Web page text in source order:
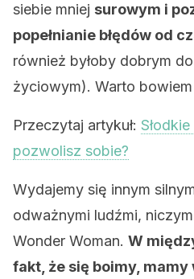
siebie mniej surowym i
popełnianie błędów od
również byłoby dobrym
życiowym). Warto
Przeczytaj artykuł:
pozwolisz sobie?
Wydajemy się innym
odważnymi ludźmi,
Wonder Woman. W
fakt, że się boimy,